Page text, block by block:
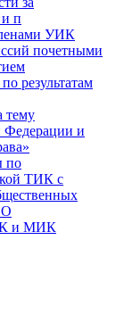
и п
УИК
почетными
результатам
тему
Федерации и
по
ТИК с
и МИК